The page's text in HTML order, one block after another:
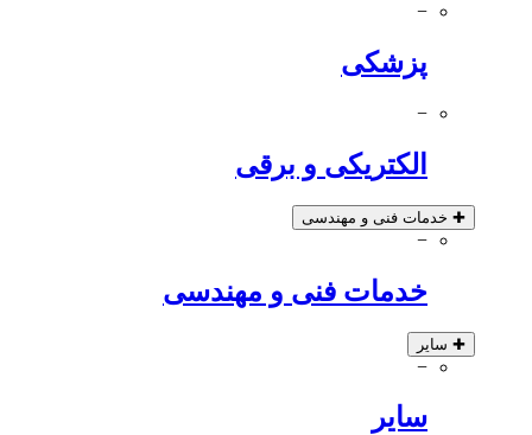
−
پزشکی
−
الکتریکی و برقی
✚ خدمات فنی و مهندسی
−
خدمات فنی و مهندسی
✚ سایر
−
سایر